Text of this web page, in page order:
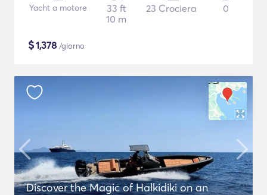
Yacht a motore
33 ft
10 m
23 Crociera 0
$1,378 /giorno
Discover the Magic of Halkidiki on an